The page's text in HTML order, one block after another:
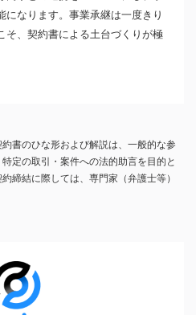
になります。事業承継は一度きり
そ、契約書による土台づくりが極
書のひな形および解説は、一般的な参
定の取引・案件への法的助言を目的と
締結に際しては、専門家（弁護士等）